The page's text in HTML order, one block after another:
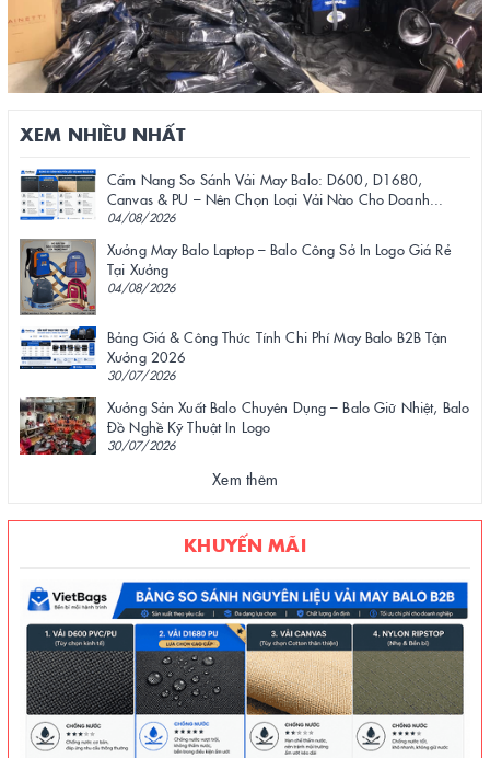
XEM NHIỀU NHẤT
Cẩm Nang So Sánh Vải May Balo: D600, D1680,
Canvas & PU – Nên Chọn Loại Vải Nào Cho Doanh...
04/08/2026
Xưởng May Balo Laptop – Balo Công Sở In Logo Giá Rẻ
Tại Xưởng
04/08/2026
Bảng Giá & Công Thức Tính Chi Phí May Balo B2B Tận
Xưởng 2026
30/07/2026
Xưởng Sản Xuất Balo Chuyên Dụng – Balo Giữ Nhiệt, Balo
Đồ Nghề Kỹ Thuật In Logo
30/07/2026
Xem thêm
KHUYẾN MÃI